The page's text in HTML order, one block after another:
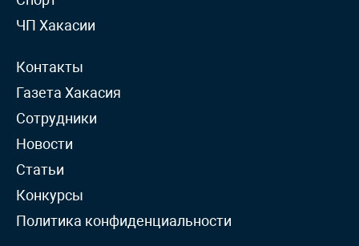
ЧП Хакасии
Контакты
Газета Хакасия
Сотрудники
Новости
Статьи
Конкурсы
Политика конфиденциальности